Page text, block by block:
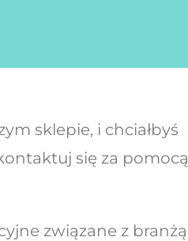
sklepie, i chciałbyś
się za pomocą
związane z branżą